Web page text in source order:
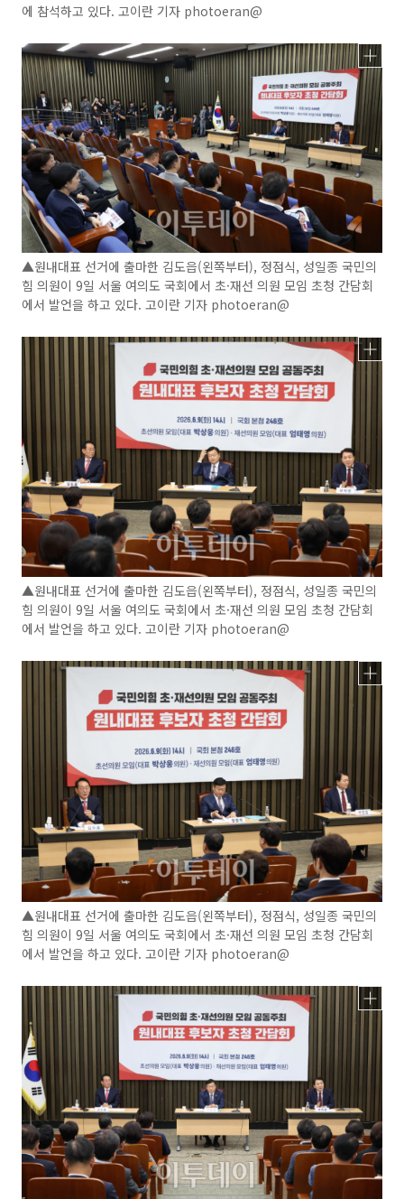
에 참석하고 있다. 고이란 기자 photoeran@
▲원내대표 선거에 출마한 김도읍(왼쪽부터), 정점식, 성일종 국민의
힘 의원이 9일 서울 여의도 국회에서 초·재선 의원 모임 초청 간담회
에서 발언을 하고 있다. 고이란 기자 photoeran@
▲원내대표 선거에 출마한 김도읍(왼쪽부터), 정점식, 성일종 국민의
힘 의원이 9일 서울 여의도 국회에서 초·재선 의원 모임 초청 간담회
에서 발언을 하고 있다. 고이란 기자 photoeran@
▲원내대표 선거에 출마한 김도읍(왼쪽부터), 정점식, 성일종 국민의
힘 의원이 9일 서울 여의도 국회에서 초·재선 의원 모임 초청 간담회
에서 발언을 하고 있다. 고이란 기자 photoeran@